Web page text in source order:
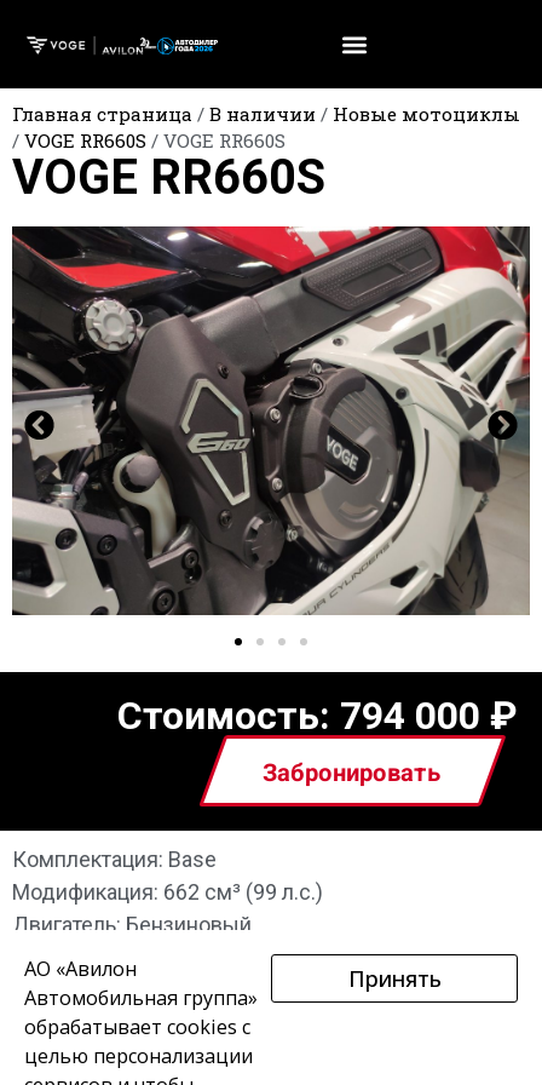
Главная страница / В наличии / Новые мотоциклы
/ VOGE RR660S / VOGE RR660S
VOGE RR660S
Стоимость: 794 000 ₽
Забронировать
Комплектация: Base
Модификация: 662 см³ (99 л.с.)
Двигатель: Бензиновый
АО «Авилон
Автомобильная группа»
обрабатывает cookies с
целью персонализации
Принять